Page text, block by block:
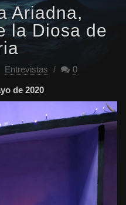
Ariadna,
la Diosa de
Entrevistas / 0
de 2020